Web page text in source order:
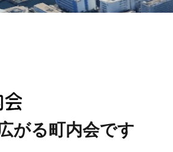
がる町内会です